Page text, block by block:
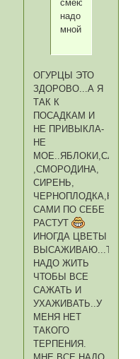
смеются
надо
мной.
ОГУРЦЫ ЭТО
ЗДОРОВО...А Я
ТАК К
ПОСАДКАМ И
НЕ ПРИВЫКЛА-
НЕ
МОЕ..ЯБЛОКИ,СЛИВА
,СМОРОДИНА,
СИРЕНЬ,
САМИ ПО СЕБЕ
РАСТУТ
ИНОГДА ЦВЕТЫ
ВЫСАЖИВАЮ...ТАМ
НАДО ЖИТЬ
ЧТОБЫ ВСЕ
САЖАТЬ И
УХАЖИВАТЬ..У
МЕНЯ НЕТ
ТАКОГО
ТЕРПЕНИЯ.